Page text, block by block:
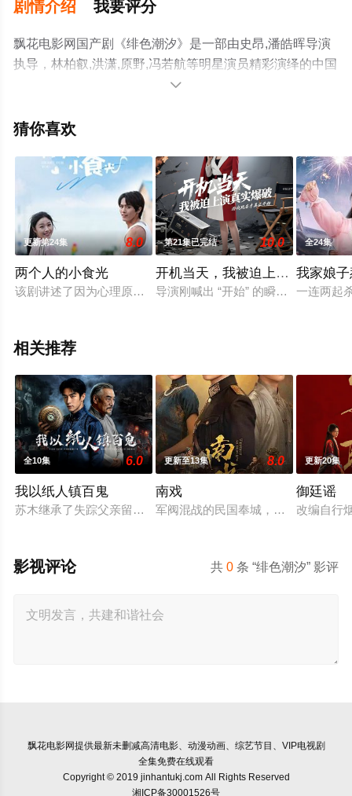
剧情介绍 我要评分
飘花电影网国产剧《绯色潮汐》是一部由史昂,潘皓晖导演
执导，林柏叡,洪潇,原野,冯若航等明星演员精彩演绎的中国
大陆电视剧，大结局剧情已揭晓（1-1全集），手机免费观
信息可移步至豆瓣电视剧、电视猫或剧情网等平台了解。

猜你喜欢
更新第24集 8.0
两个人的小食光
该剧讲述了因为心理原因患上厌食症的大龄未婚医生陆若男，
第21集已完结 10.0
开机当天，我被迫上演真实爆破
导演刚喊出 “开始” 的瞬间，我余光
全24集
我家娘
一连两起
相关推荐
全10集 6.0
我以纸人镇百鬼
苏木继承了失踪父亲留下的白事馆，本想低调扎纸维生，却因
更新至13集 8.0
南戏
军阀混战的民国奉城，玉佛头离奇失
更新20集
御廷谣
改编自行
共0 条 “绯色潮汐” 影评
影视评论
飘花电影网提供最新未删减高清电影、动漫动画、综艺节目、VIP电视剧
全集免费在线观看
Copyright © 2019 jinhantukj.com All Rights Reserved
湘ICP备30001526号